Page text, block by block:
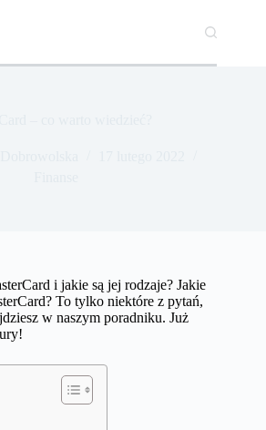
i jakie są jej rodzaje? Jakie
To tylko niektóre z pytań,
w naszym poradniku. Już